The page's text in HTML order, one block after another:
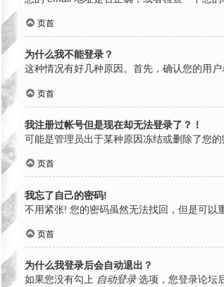
页首
为什么我不能登录？
这种情况有好几种原因。首先，确认您的用
页首
我注册过帐号但是现在却无法登录了？！
可能是管理员出于某种原因冻结或删除了您
页首
我忘了自己的密码!
不用紧张! 您的密码虽然无法找回，但是可以
页首
为什么我登录后会自动退出？
如果您没有勾上 自动登录选项，您登录论坛